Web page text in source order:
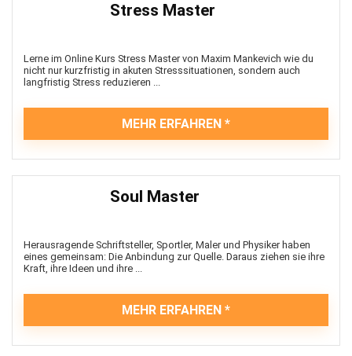
Stress Master
Lerne im Online Kurs Stress Master von Maxim Mankevich wie du
nicht nur kurzfristig in akuten Stresssituationen, sondern auch
langfristig Stress reduzieren ...
MEHR ERFAHREN
Soul Master
Herausragende Schriftsteller, Sportler, Maler und Physiker haben
eines gemeinsam: Die Anbindung zur Quelle. Daraus ziehen sie ihre
Kraft, ihre Ideen und ihre ...
MEHR ERFAHREN